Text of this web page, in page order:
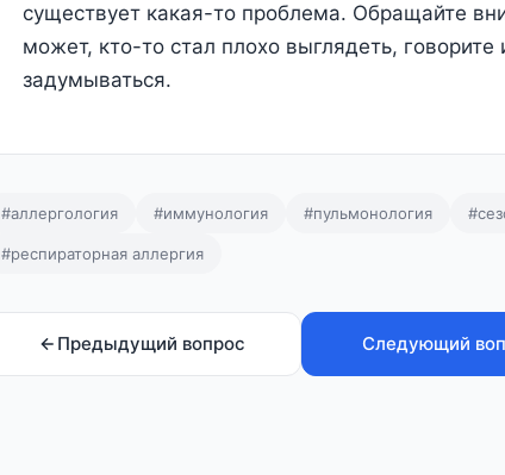
существует какая-то проблема. Обращайте
может, кто-то стал плохо выглядеть,
задумываться.
#аллергология #иммунология #пульмонология
#респираторная аллергия
Предыдущий вопрос Следующий